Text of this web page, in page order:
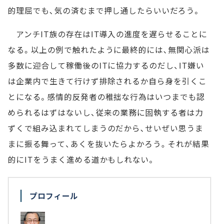
的理屈でも、気の済むまで押し通したらいいだろう。
アンチIT族の存在はIT導入の進度を遅らせることに
なる。以上の例で触れたように最終的には、無関心派は
多数に迎合して稼働後のITに協力するのだし、IT嫌い
は企業内で生きて行けず排除されるか自ら身を引くこ
とになる。感情的反発者の稚拙な行為はいつまでも認
められるはずはないし、従来の業務に固執する者は力
ずくで組み込まれてしまうのだから、せいぜい思うま
まに振る舞って、あくを抜いたらよかろう。それが結果
的にITをうまく進める道かもしれない。
プロフィール